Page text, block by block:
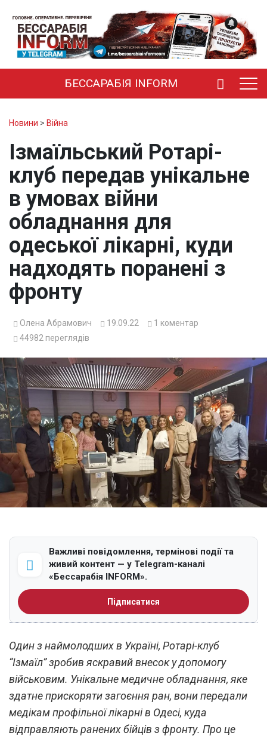
БЕССАРАБІЯ INFORM
Новини > Війна
Ізмаїльський Ротарі-
клуб передав унікальне
в умовах війни
обладнання для
одеської лікарні, куди
надходять поранені з
фронту
Олена Абрамович 19.09.22 1 коментар
44982 переглядів
Важливі повідомлення, термінові події та
живий контент — у Telegram-каналі
«Бессарабія INFORM».
Підписатися
Один з наймолодших в Україні, Ротарі-клуб
“Ізмаїл” зробив яскравий внесок у допомогу
військовим. Унікальне медичне обладнання, яке
здатне прискоряти загоєння ран, вони передали
медікам профільної лікарні в Одесі, куда
відправляють ранених бійців з фронту. Про це